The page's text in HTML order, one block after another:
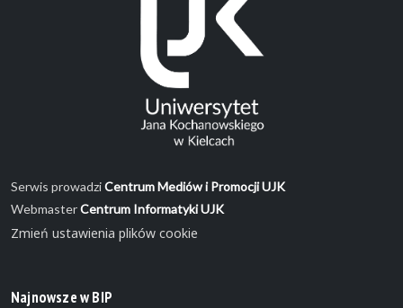
Serwis prowadziCentrum Mediów i Promocji UJK
WebmasterCentrum Informatyki UJK
Zmień ustawienia plików cookie
Najnowsze w BIP